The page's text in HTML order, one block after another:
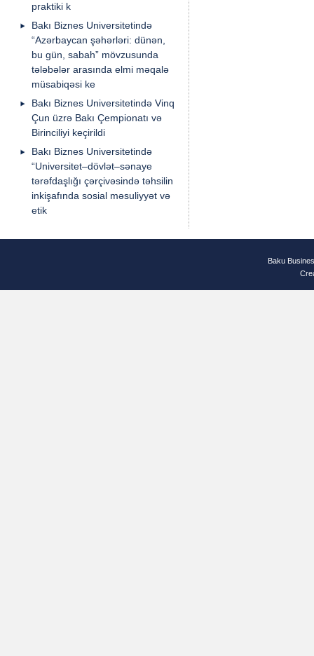
praktiki k
Bakı Biznes Universitetində
“Azərbaycan şəhərləri: dünən,
bu gün, sabah” mövzusunda
tələbələr arasında elmi məqalə
müsabiqəsi ke
Bakı Biznes Universitetində Vinq
Çun üzrə Bakı Çempionatı və
Birinciliyi keçirildi
Bakı Biznes Universitetində
“Universitet–dövlət–sənaye
tərəfdaşlığı çərçivəsində təhsilin
inkişafında sosial məsuliyyət və
etik
Baku